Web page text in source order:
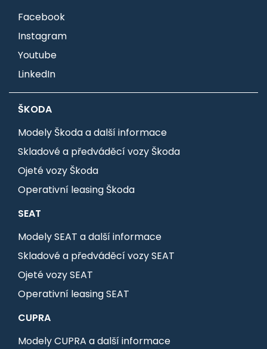
Facebook
Instagram
Youtube
LinkedIn
ŠKODA
Modely Škoda a další informace
Skladové a předváděcí vozy Škoda
Ojeté vozy Škoda
Operativní leasing Škoda
SEAT
Modely SEAT a další informace
Skladové a předváděcí vozy SEAT
Ojeté vozy SEAT
Operativní leasing SEAT
CUPRA
Modely CUPRA a další informace